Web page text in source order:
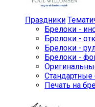
Праздники
Брелоки -
Брелоки -
Брелоки -
Брелоки -
Стандартные
Печать на